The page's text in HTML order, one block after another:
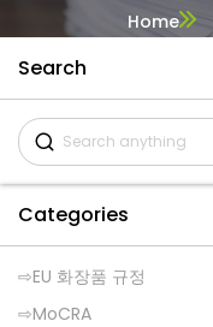
Home
Search
Categories
EU 화장품 규정
MoCRA